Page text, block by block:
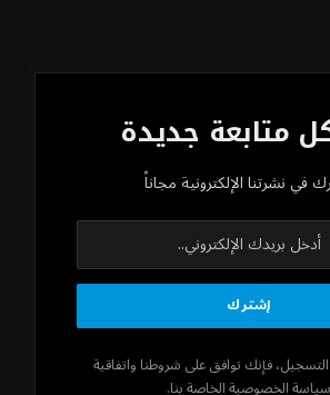
متابعة جديدة
في نشرتنا الإلكترونية مجاناً
فإنك توافق على شروطنا واتفاقية
سياسة الخصوصية الخاصة بنا.